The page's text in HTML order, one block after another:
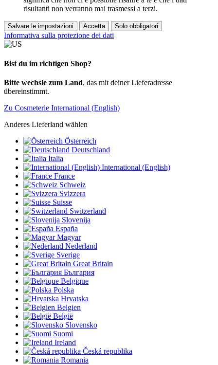
risultanti non verranno mai trasmessi a terzi.
Salvare le impostazioni Accetta Solo obbligatori
Informativa sulla protezione dei dati
Bist du im richtigen Shop?
Bitte wechsle zum Land, das mit deiner Lieferadresse
übereinstimmt.
Zu Cosmeterie International (English)
Anderes Lieferland wählen
Österreich
Deutschland
Italia
International (English)
France
Schweiz
Svizzera
Suisse
Switzerland
Slovenija
España
Magyar
Nederland
Sverige
Great Britain
България
Belgique
Polska
Hrvatska
Belgien
België
Slovensko
Suomi
Ireland
Česká republika
Romania